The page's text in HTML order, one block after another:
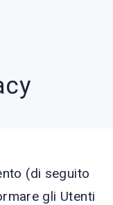
(di seguito
gli Utenti